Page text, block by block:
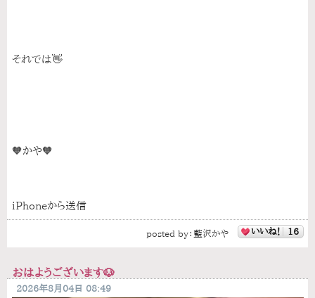
それでは👋
🧡かや🧡
iPhoneから送信
posted by： 藍沢かや いいね！ 16
おはようございます🐶
2026年8月04日 08:49